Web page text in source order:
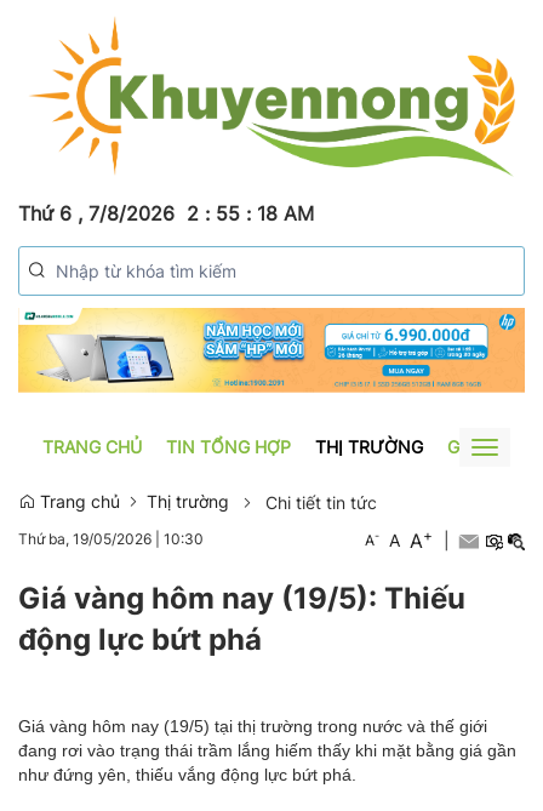
Thứ 6 , 7/8/2026 2 : 55 : 18 AM
TRANG CHỦ TIN TỔNG HỢP THỊ TRƯỜNG GƯƠNG
Toggle
Trang chủ
Thị trường Chi tiết tin tức
Thứ ba, 19/05/2026 10:30 A- A A+
Giá vàng hôm nay (19/5): Thiếu
động lực bứt phá
Giá vàng hôm nay (19/5) tại thị trường trong nước và thế giới
đang rơi vào trạng thái trầm lắng hiếm thấy khi mặt bằng giá gần
như đứng yên, thiếu vắng động lực bứt phá.